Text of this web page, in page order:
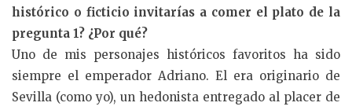
histórico o ficticio invitarías a comer el plato de la
pregunta 1? ¿Por qué?
Uno de mis personajes históricos favoritos ha sido
siempre el emperador Adriano. El era originario de
Sevilla (como yo), un hedonista entregado al placer de